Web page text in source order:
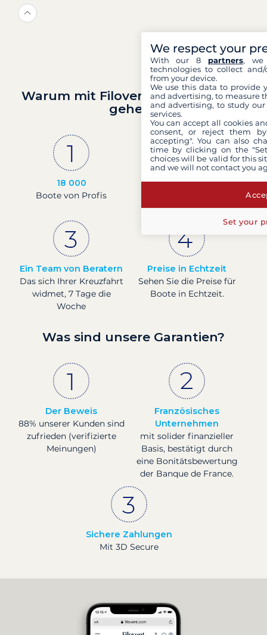
Warum mit Filovent auf Segeltörn
gehen?
18 000
Boote von Profis
30 Jahre
Leidenschaft
Ein Team von Beratern
Das sich Ihrer Kreuzfahrt
widmet, 7 Tage die
Woche
Preise in Echtzeit
Sehen Sie die Preise für
Boote in Echtzeit.
Was sind unsere Garantien?
Der Beweis
88% unserer Kunden sind
zufrieden (verifizierte
Meinungen)
Französisches
Unternehmen
mit solider finanzieller
Basis, bestätigt durch
eine Bonitätsbewertung
der Banque de France.
Sichere Zahlungen
Mit 3D Secure
We respect your
With our 8 partners, we
technologies to collect
from your device.
We use this data to provide
and advertising, to measure
and advertising, to study
services.
You can accept all cookies
consent, or reject them
accepting". You can also
time by clicking on the
choices will be valid for this
and we will not contact you
Set your